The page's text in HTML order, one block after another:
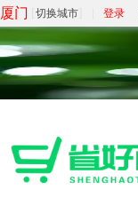
厦门 切换城市 登录